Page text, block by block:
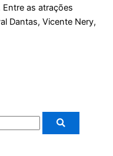
as atrações
Dantas, Vicente Nery,